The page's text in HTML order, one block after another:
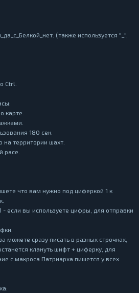
(также используется "_",
Ctrl.
карте.
180 сек.
на территории шахт.
расе.
что вам нужно под циферкой 1 к
- если вы используете цифры, для отправки
можете сразу писать в разных строчках,
клануть шифт + циферку, для
с макроса Патриарха пишется у всех